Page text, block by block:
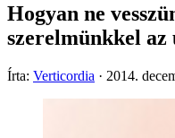
Hogyan ne
szerelmünkkel az
Írta: Verticordia · 2014.